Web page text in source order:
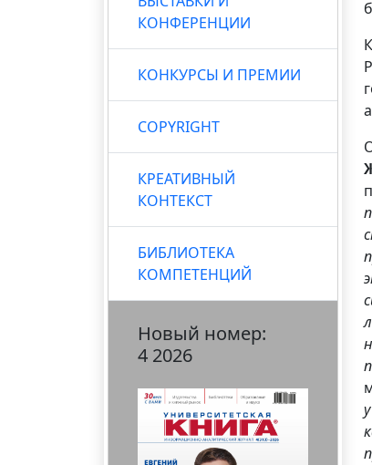
КОНФЕРЕНЦИИ
КОНКУРСЫ И ПРЕМИИ
COPYRIGHT
КРЕАТИВНЫЙ
КОНТЕКСТ
БИБЛИОТЕКА
КОМПЕТЕНЦИЙ
Новый номер:
4 2026